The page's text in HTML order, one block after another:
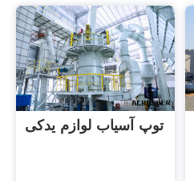
توپ آسیاب لوازم یدکی